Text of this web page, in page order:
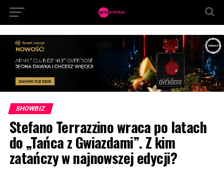
SHOWBIZ
Stefano Terrazzino wraca po latach
do „Tańca z Gwiazdami”. Z kim
zatańczy w najnowszej edycji?